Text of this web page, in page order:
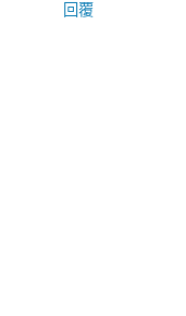
回覆